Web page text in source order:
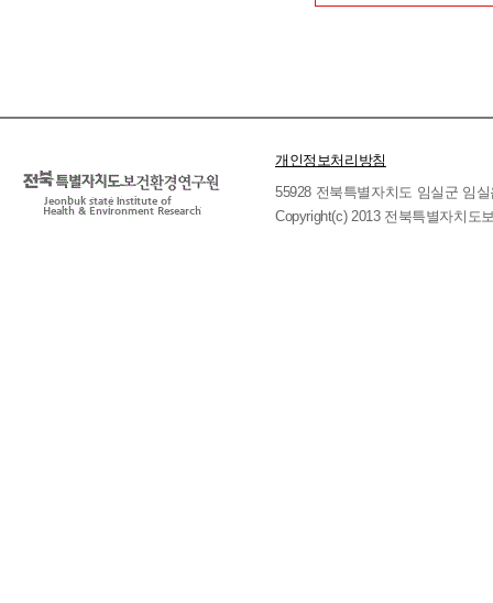
개인정보처리방침
55928 전북특별자치도 임실군 임
Copyright(c) 2013 전북특별자치도